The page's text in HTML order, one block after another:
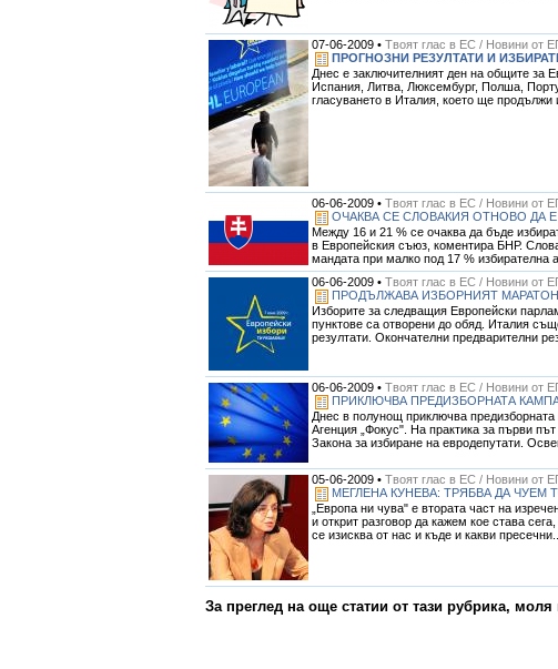
07-06-2009 • Твоят глас в ЕС / Новини от
ПРОГНОЗНИ РЕЗУЛТАТИ И
Днес е заключителният ден на общите за
Испания, Литва, Люксембург, Полша,
гласуването в Италия, което ще продължи
06-06-2009 • Твоят глас в ЕС / Новини от
ОЧАКВА СЕ СЛОВАКИЯ ОТНОВО ДА
Между 16 и 21 % се очаква да бъде
в Европейския съюз, коментира БНР.
мандата при малко под 17 % избирателна
06-06-2009 • Твоят глас в ЕС / Новини от
ПРОДЪЛЖАВА ИЗБОРНИЯТ
Изборите за следващия Европейски
пунктове са отворени до обяд. Италия
резултати. Окончателни предварителни
06-06-2009 • Твоят глас в ЕС / Новини от
ПРИКЛЮЧВА ПРЕДИЗБОРНАТА
Днес в полунощ приключва
Агенция „Фокус". На практика за първи
Закона за избиране на евродепутати.
05-06-2009 • Твоят глас в ЕС / Новини от
МЕГЛЕНА КУНЕВА: ТРЯБВА ДА ЧУЕМ
„Европа ни чува" е втората част на
и открит разговор да кажем кое става
се изисква от нас и къде и какви пресечни...
За преглед на още статии от тази рубрика, моля